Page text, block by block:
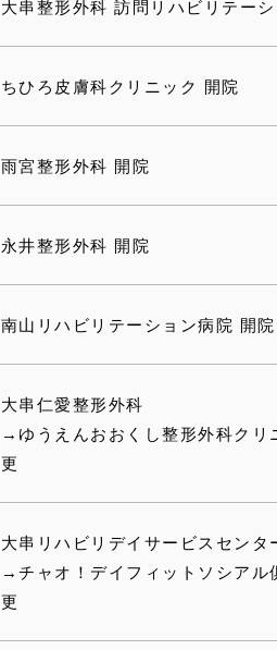
大串整形外科訪問リハビリテー
ちひろ皮膚科クリニック 開院
雨宮整形外科 開院
永井整形外科 開院
南山リハビリテーション病院 開院
大串仁愛整形外科
→ゆうえんおおくし整形外科クリ
更
大串リハビリデイサービスセンタ
→チャオ！デイフィットソシアル
更